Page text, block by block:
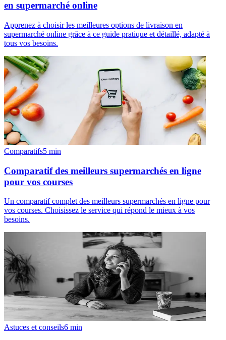
en supermarché online
Apprenez à choisir les meilleures options de livraison en
supermarché online grâce à ce guide pratique et détaillé, adapté à
tous vos besoins.
Comparatifs5 min
Comparatif des meilleurs supermarchés en ligne
pour vos courses
Un comparatif complet des meilleurs supermarchés en ligne pour
vos courses. Choisissez le service qui répond le mieux à vos
besoins.
Astuces et conseils6 min